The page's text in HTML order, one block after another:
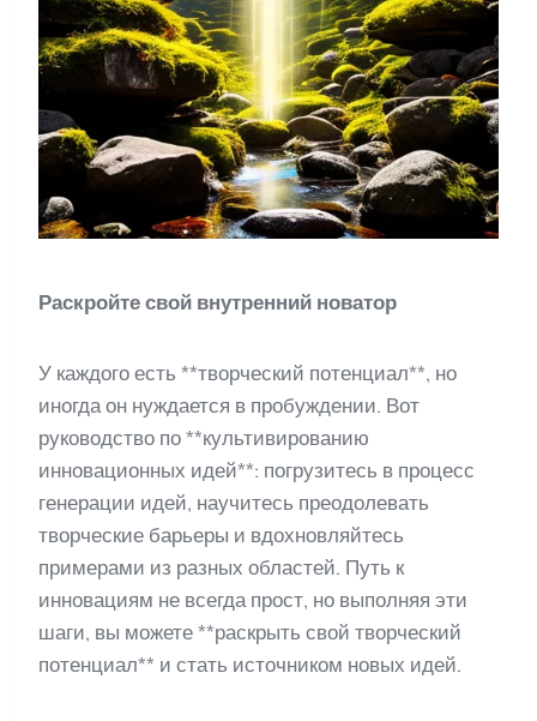
Раскройте свой внутренний новатор
У каждого есть **творческий потенциал**, но
иногда он нуждается в пробуждении. Вот
руководство по **культивированию
инновационных идей**: погрузитесь в процесс
генерации идей, научитесь преодолевать
творческие барьеры и вдохновляйтесь
примерами из разных областей. Путь к
инновациям не всегда прост, но выполняя эти
шаги, вы можете **раскрыть свой творческий
потенциал** и стать источником новых идей.